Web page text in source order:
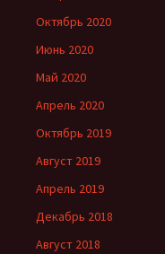
Октябрь 2020
Июнь 2020
Май 2020
Апрель 2020
Октябрь 2019
Август 2019
Апрель 2019
Декабрь 2018
Август 2018